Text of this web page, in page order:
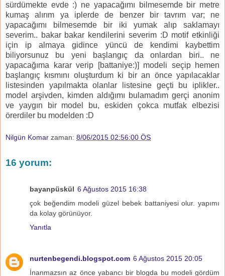
sürdümekte evde :) ne yapacağımı bilmesemde bir metre
kumaş alırım ya iplerde de benzer bir tavrım var; ne
yapacağımı bilmesemde bir iki yumak alıp saklamayı
severim.. bakar bakar kendilerini severim :D motif etkinliği
için ip almaya gidince yüncü de kendimi kaybettim
biliyorsunuz bu yeni başlangıç da onlardan biri.. ne
yapacağıma karar verip [battaniye:)] modeli seçip hemen
başlangıç kısmını oluşturdum ki bir an önce yapılacaklar
listesinden yapılmakta olanlar listesine geçti bu iplikler..
model arşivden, kimden aldığımı bulamadım gerçi anonim
ve yaygın bir model bu, eskiden çokca mutfak elbezisi
örerdiler bu modelden :D
Nilgün Komar zaman: 8/06/2015 02:56:00 ÖS
16 yorum:
bayanpüskül 6 Ağustos 2015 16:38
çok beğendim modeli güzel bebek battaniyesi olur. yapımı
da kolay görünüyor.
Yanıtla
nurtenbegendi.blogspot.com 6 Ağustos 2015 20:05
İnanmazsın az önce yabancı bir blogda bu modeli gördüm